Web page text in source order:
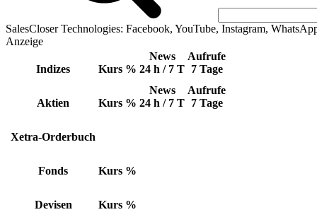
SalesCloser Technologies: Facebook, YouTube, Instagram,
Anzeige
Indizes Kurs %
News
24 h / 7 T
Aufrufe
7 Tage
Aktien Kurs %
News
24 h / 7 T
Aufrufe
7 Tage
Xetra-Orderbuch
Fonds Kurs %
Devisen Kurs %